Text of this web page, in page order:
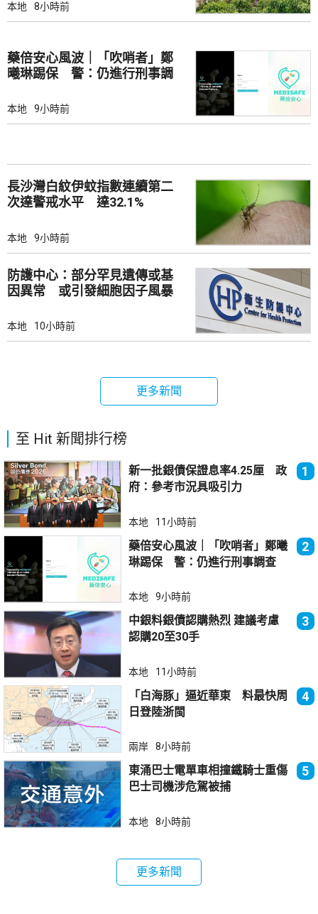
本地 8小時前
藥倍安心風波｜「吹哨者」鄭
曦琳踢保 警：仍進行刑事調
本地 9小時前
長沙灣白紋伊蚊指數連續第二
次達警戒水平 達32.1%
本地 9小時前
防護中心：部分罕見遺傳或基
因異常 或引發細胞因子風暴
本地 10小時前
更多新聞
至 Hit 新聞排行榜
新一批銀債保證息率4.25厘 政
府：參考市況具吸引力
1
本地 11小時前
藥倍安心風波｜「吹哨者」鄭曦
琳踢保 警：仍進行刑事調查
2
本地 9小時前
中銀料銀債認購熱烈 建議考慮
認購20至30手
3
本地 11小時前
「白海豚」逼近華東 料最快周
日登陸浙閩
4
兩岸 8小時前
東涌巴士電單車相撞鐵騎士重傷
巴士司機涉危駕被捕
5
本地 8小時前
更多新聞